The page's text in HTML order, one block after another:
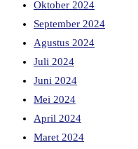
Oktober 2024
September 2024
Agustus 2024
Juli 2024
Juni 2024
Mei 2024
April 2024
Maret 2024